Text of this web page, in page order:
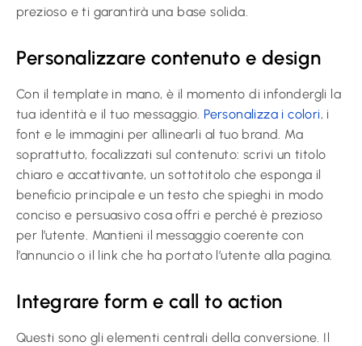
prezioso e ti garantirà una base solida.
Personalizzare contenuto e design
Con il template in mano, è il momento di infondergli la
tua identità e il tuo messaggio. Personalizza i colori, i
font e le immagini per allinearli al tuo brand. Ma
soprattutto, focalizzati sul contenuto: scrivi un titolo
chiaro e accattivante, un sottotitolo che esponga il
beneficio principale e un testo che spieghi in modo
conciso e persuasivo cosa offri e perché è prezioso
per l’utente. Mantieni il messaggio coerente con
l’annuncio o il link che ha portato l’utente alla pagina.
Integrare form e call to action
Questi sono gli elementi centrali della conversione. Il